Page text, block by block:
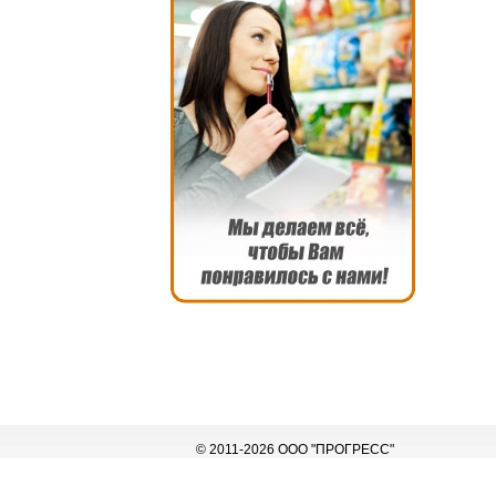
© 2011-2026 ООО "ПРОГРЕСС"